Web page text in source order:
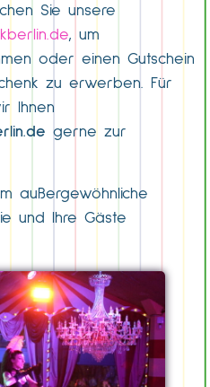
Sie unsere
, um
oder einen Gutschein
zu erwerben. Für
Ihnen
gerne zur
außergewöhnliche
und Ihre Gäste